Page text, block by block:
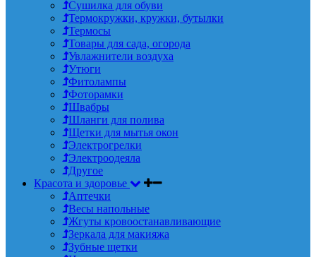
Сушилка для обуви
Термокружки, кружки, бутылки
Термосы
Товары для сада, огорода
Увлажнители воздуха
Утюги
Фитолампы
Фоторамки
Швабры
Шланги для полива
Щетки для мытья окон
Электрогрелки
Электроодеяла
Другое
Красота и здоровье
Аптечки
Весы напольные
Жгуты кровоостанавливающие
Зеркала для макияжа
Зубные щетки